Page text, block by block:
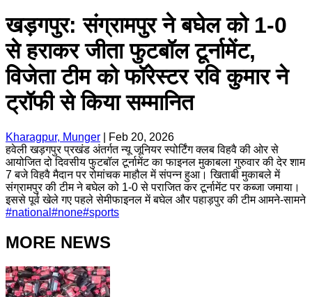
खड़गपुर: संग्रामपुर ने बघेल को 1-0
से हराकर जीता फुटबॉल टूर्नामेंट,
विजेता टीम को फॉरेस्टर रवि कुमार ने
ट्रॉफी से किया सम्मानित
Kharagpur, Munger
Feb 20, 2026
हवेली खड़गपुर प्रखंड अंतर्गत न्यू जूनियर स्पोर्टिंग क्लब विहवै की ओर से
आयोजित दो दिवसीय फुटबॉल टूर्नामेंट का फाइनल मुकाबला गुरुवार की देर शाम
7 बजे विहवै मैदान पर रोमांचक माहौल में संपन्न हुआ। खिताबी मुकाबले में
संग्रामपुर की टीम ने बघेल को 1-0 से पराजित कर टूर्नामेंट पर कब्जा जमाया।
इससे पूर्व खेले गए पहले सेमीफाइनल में बघेल और पहाड़पुर की टीम आमने-सामने
#national #none#sports
MORE NEWS